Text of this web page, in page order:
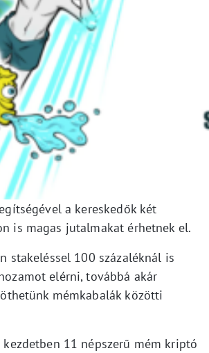
a kereskedők két
is magas jutalmakat érhetnek el.
stakeléssel 100 százaléknál is
elérni, továbbá akár
mémkabalák közötti
11 népszerű mém kriptó